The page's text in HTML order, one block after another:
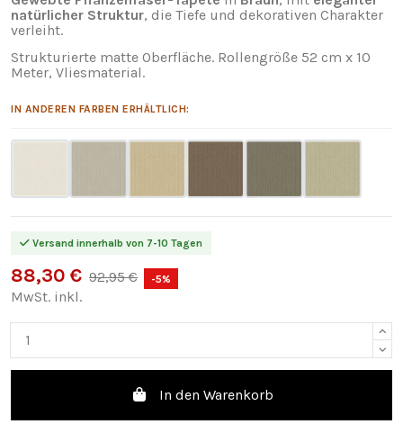
natürlicher Struktur, die Tiefe und dekorativen Charakter
verleiht.
Strukturierte matte Oberfläche. Rollengröße 52 cm x 10
Meter, Vliesmaterial.
IN ANDEREN FARBEN ERHÄLTLICH:
Versand innerhalb von 7-10 Tagen
88,30 € 92,95 € -5%
MwSt. inkl.
In den Warenkorb